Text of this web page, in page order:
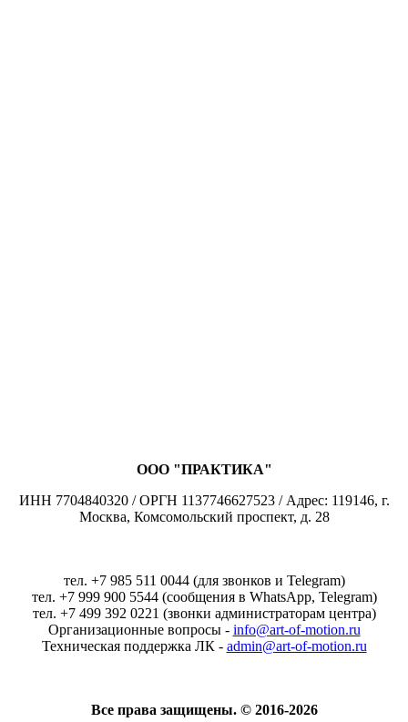
ООО "ПРАКТИКА"
ИНН 7704840320 / ОРГН 1137746627523 / Адрес: 119146, г.
Москва, Комсомольский проспект, д. 28
тел. +7 985 511 0044 (для звонков и Telegram)
тел. +7 999 900 5544 (сообщения в WhatsApp, Telegram)
тел. +7 499 392 0221 (звонки администраторам центра)
Организационные вопросы - info@art-of-motion.ru
Техническая поддержка ЛК - admin@art-of-motion.ru
Все права защищены. © 2016-2026